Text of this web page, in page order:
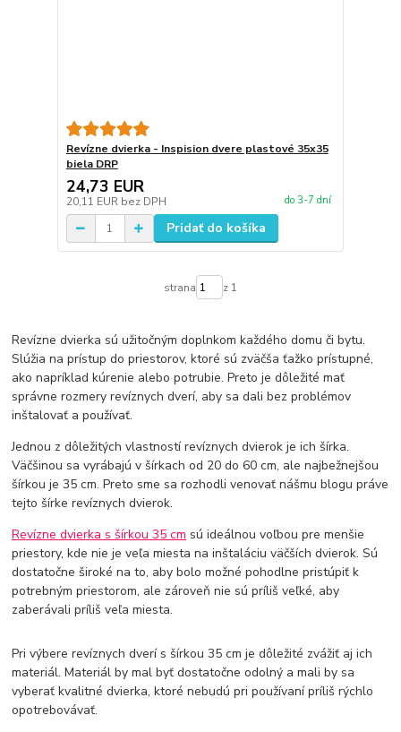
Revízne dvierka - Inspision dvere plastové 35x35
biela DRP
24,73 EUR
20,11 EUR bez DPH do 3-7 dní
Pridať do košíka
strana z 1
Revízne dvierka sú užitočným doplnkom každého domu či bytu.
Slúžia na prístup do priestorov, ktoré sú zväčša ťažko prístupné,
ako napríklad kúrenie alebo potrubie. Preto je dôležité mať
správne rozmery revíznych dverí, aby sa dali bez problémov
inštalovať a používať.
Jednou z dôležitých vlastností revíznych dvierok je ich šírka.
Väčšinou sa vyrábajú v šírkach od 20 do 60 cm, ale najbežnejšou
šírkou je 35 cm. Preto sme sa rozhodli venovať nášmu blogu práve
tejto šírke revíznych dvierok.
Revízne dvierka s šírkou 35 cm sú ideálnou voľbou pre menšie
priestory, kde nie je veľa miesta na inštaláciu väčších dvierok. Sú
dostatočne široké na to, aby bolo možné pohodlne pristúpiť k
potrebným priestorom, ale zároveň nie sú príliš veľké, aby
zaberávali príliš veľa miesta.
Pri výbere revíznych dverí s šírkou 35 cm je dôležité zvážiť aj ich
materiál. Materiál by mal byť dostatočne odolný a mali by sa
vyberať kvalitné dvierka, ktoré nebudú pri používaní príliš rýchlo
opotrebovávať.